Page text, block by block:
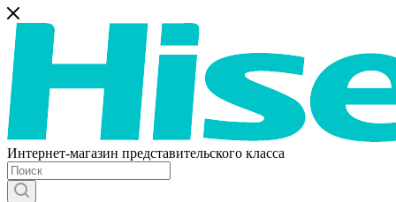
Интернет-магазин представительского класса